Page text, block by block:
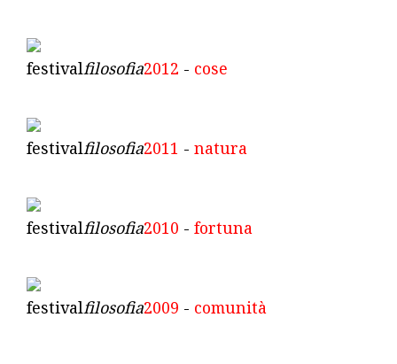
festivalfilosofia2012 - cose
festivalfilosofia2011 - natura
festivalfilosofia2010 - fortuna
festivalfilosofia2009 - comunità